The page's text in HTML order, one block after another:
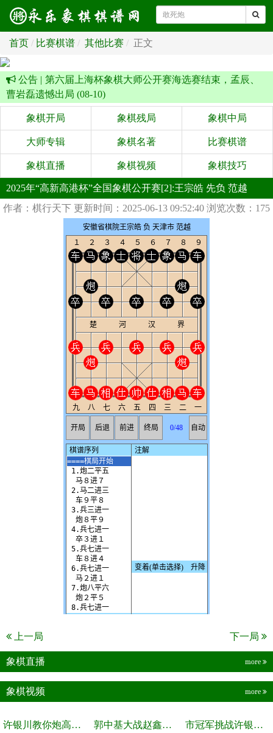
首页 比赛棋谱 其他比赛 正文
公告 | 第六届上海杯象棋大师公开赛海选赛结束，孟辰、
曹岩磊遗憾出局 (08-10)
象棋开局 象棋残局 象棋中局
大师专辑 象棋名著 比赛棋谱
象棋直播 象棋视频 象棋技巧
2025年“高新高港杯”全国象棋公开赛[2]:王宗皓 先负 范越
作者：棋行天下 更新时间：2025-06-13 09:52:40 浏览次数：175
上一局 下一局
象棋直播 more
象棋视频 more
许银川教你炮高兵士象全如何赢士象全，简单四步即可 郭中基大战赵鑫鑫，许银川激情讲解 市冠军挑战许银川，急进中兵变化真激烈！